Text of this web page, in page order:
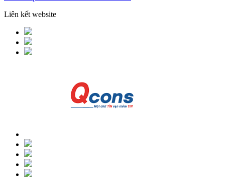
Liên kết website